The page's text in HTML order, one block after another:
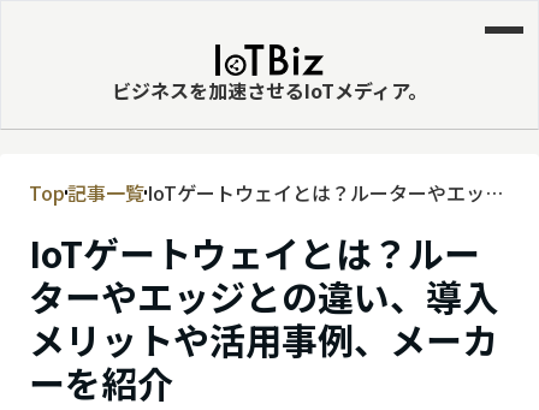
ビジネスを加速させるIoTメディア。
MVNE
エッジ
LPWA
DaaS
IaaS
Top記事一覧IoTゲートウェイとは？ルーターやエッジ
ーカーを紹介
IoTゲートウェイとは？ルー
ターやエッジとの違い、導入
メリットや活用事例、​​メーカ
ーを紹介